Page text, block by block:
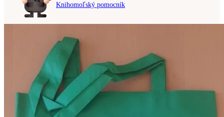
Knihomoľský pomocník